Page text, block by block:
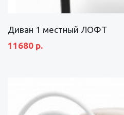
Диван 1 местный ЛОФТ
11680 р.